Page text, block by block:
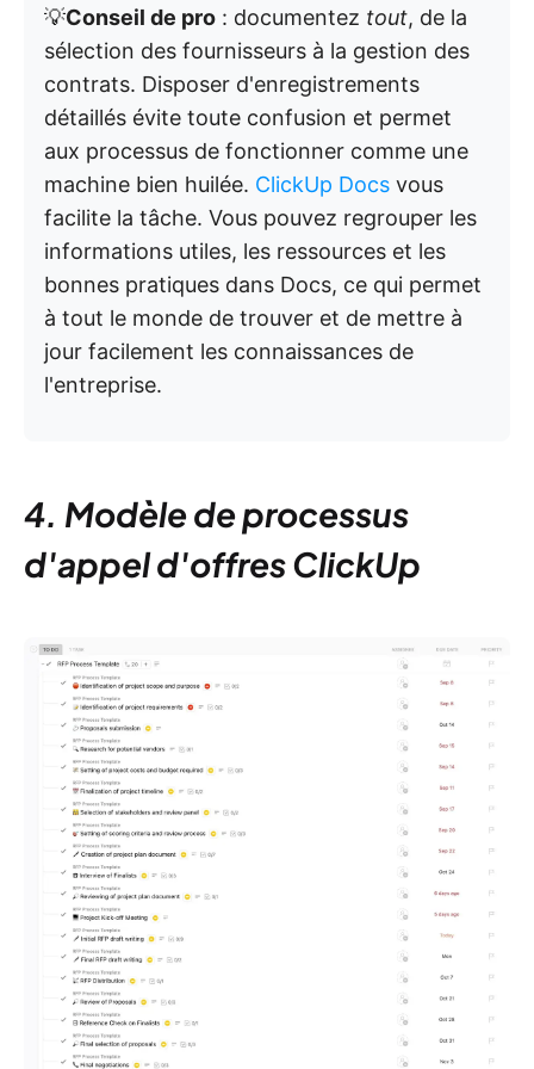
💡Conseil de pro : documentez tout, de la
sélection des fournisseurs à la gestion des
contrats. Disposer d'enregistrements
détaillés évite toute confusion et permet
aux processus de fonctionner comme une
machine bien huilée. ClickUp Docs vous
facilite la tâche. Vous pouvez regrouper les
informations utiles, les ressources et les
bonnes pratiques dans Docs, ce qui permet
à tout le monde de trouver et de mettre à
jour facilement les connaissances de
l'entreprise.
4. Modèle de processus
d'appel d'offres ClickUp